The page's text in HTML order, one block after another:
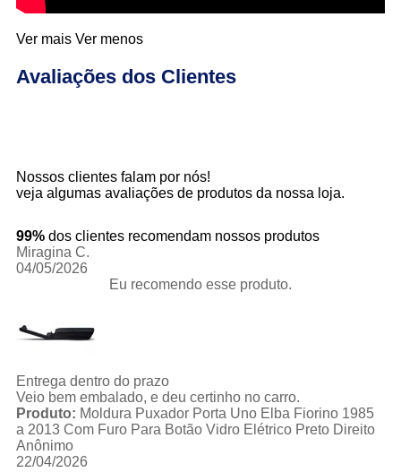
Ver mais Ver menos
Avaliações dos Clientes
Nossos clientes falam por nós!
veja algumas avaliações de produtos da nossa loja.
99% dos clientes recomendam nossos produtos
Miragina C.
04/05/2026
Eu recomendo esse produto.
Entrega dentro do prazo
Veio bem embalado, e deu certinho no carro.
Produto: Moldura Puxador Porta Uno Elba Fiorino 1985
a 2013 Com Furo Para Botão Vidro Elétrico Preto Direito
Anônimo
22/04/2026